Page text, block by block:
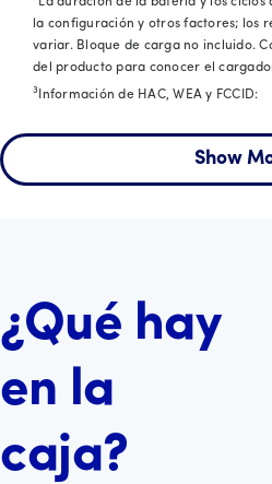
la configuración y otros factores; los
variar. Bloque de carga no incluido.
del producto para conocer el
3 Información de HAC, WEA y FCCID:
Show
¿Qué hay
en la
caja?